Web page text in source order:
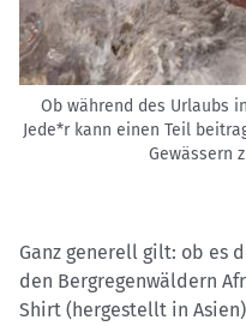
Ob während des Urlaubs
Jede*r kann einen Teil
Gewässern
Ganz generell gilt: ob es
den Bergregenwäldern
Shirt (hergestellt in